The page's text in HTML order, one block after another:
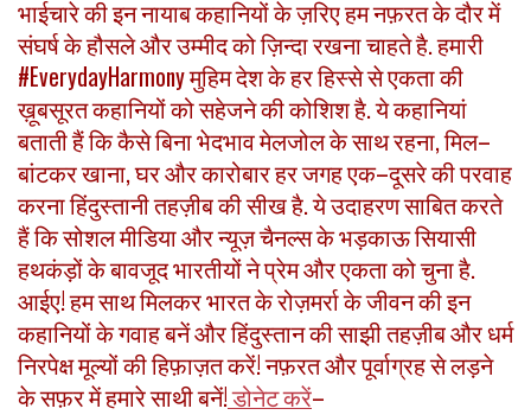
भाईचारेकीइननायाबकहानियोंकेज़रिएहमनफ़रतकेदौरमें
संघर्षकेहौसलेऔरउम्मीदकोज़िन्दारखनाचाहतेहै.हमारी
#EverydayHarmonyमुहिमदेशकेहरहिस्सेसेएकताकी
ख़ूबसूरतकहानियोंकोसहेजनेकीकोशिशहै.येकहानियां
बतातीहैंकिकैसेबिनाभेदभावमेलजोलकेसाथरहना,मिल–
बांटकरखाना,घरऔरकारोबारहरजगहएक–दूसरेकीपरवाह
करनाहिंदुस्तानीतहज़ीबकीसीखहै.येउदाहरणसाबितकरते
हैंकिसोशलमीडियाऔरन्यूज़चैनल्सकेभड़काऊसियासी
हथकंड़ोंकेबावजूदभारतीयोंनेप्रेमऔरएकताकोचुनाहै.
आईए!हमसाथमिलकरभारतकेरोज़मर्राकेजीवनकीइन
कहानियोंकेगवाहबनेंऔरहिंदुस्तानकीसाझीतहज़ीबऔरधर्म
निरपेक्षमूल्योंकीहिफ़ाज़तकरें!नफ़रतऔरपूर्वाग्रहसेलड़ने
केसफ़रमेंहमारेसाथीबनें!डोनेटकरें–